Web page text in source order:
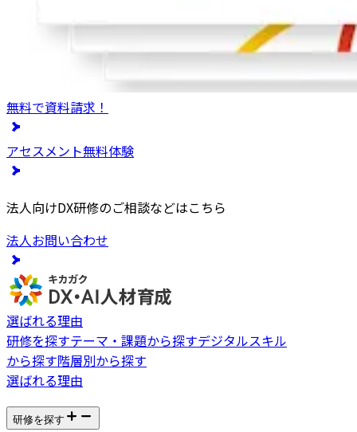
無料で資料請求！
アセスメント無料体験
法人向けDX研修のご相談などはこちら
法人お問い合わせ
選ばれる理由
研修を探すテーマ・課題から探すデジタルスキル
から探す階層別から探す
選ばれる理由
研修を探す